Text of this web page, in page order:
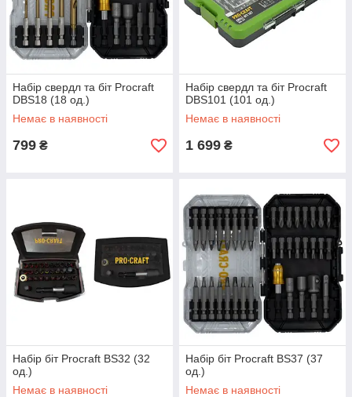
Набір свердл та біт Procraft
DBS18 (18 од.)
Немає в наявності
799 ₴
Набір свердл та біт Procraft
DBS101 (101 од.)
Немає в наявності
1 699 ₴
Набір біт Procraft BS32 (32
од.)
Немає в наявності
Набір біт Procraft BS37 (37
од.)
Немає в наявності